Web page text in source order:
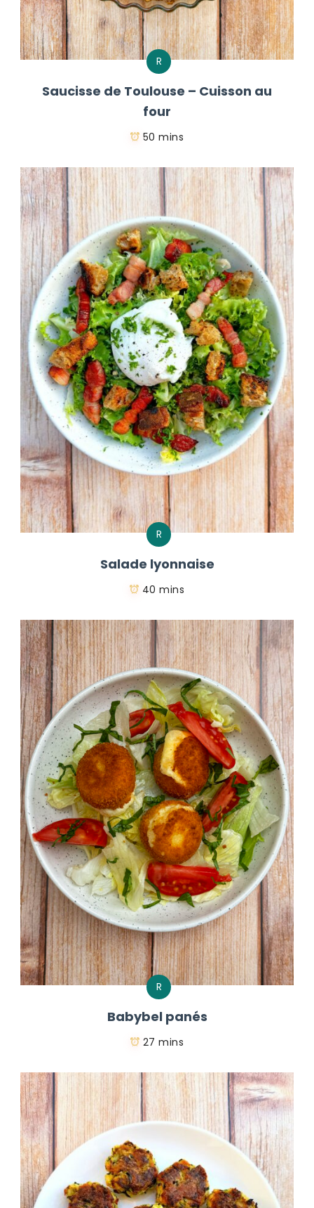
R
Saucisse de Toulouse – Cuisson au
four
50 mins
R
Salade lyonnaise
40 mins
R
Babybel panés
27 mins